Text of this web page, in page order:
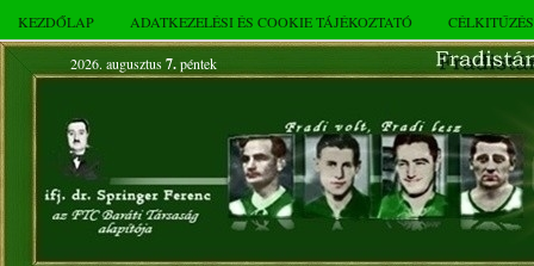
KEZDŐLAP ADATKEZELÉSI ÉS COOKIE TÁJÉKOZTATÓ
2026. augusztus 7.péntek